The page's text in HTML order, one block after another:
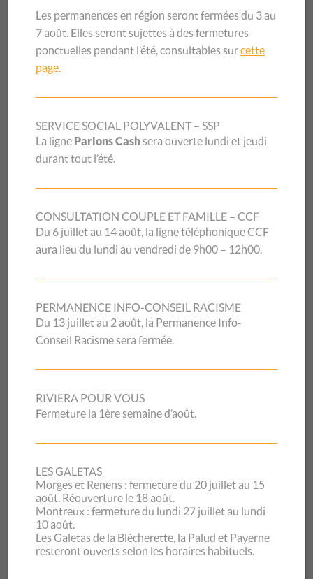
SUCCÈS ET FAIRE LE
AVANCÉES
Le 12 février 2025 à Lausanne, une table ronde réunira des
les intervenant·e·s :
Marie-Claude Hofner, experte GREVIO au
CHUV.
Léonore Porchet, conseillère nationale et
Chloé Maire, travailleuse sociale spécialisée en
droit des étrangers à la Fraternité (CSP Vaud).
Philippe Bigler, directeur du Centre d’accueil
MalleyPrairie et du Centre Prévention de l’Ale.
Ces échanges mettront en lumière les étapes qui ont
conduit à ces changements et les défis qui subsistent pour
garantir une protection effective des victimes.
Cette table ronde sera également l’occasion de discuter des
Les permanences en région seront fermées du 3 au
7 août. Elles seront sujettes à des fermetures
ponctuelles pendant l’été, consultables surcette
page.
SERVICE SOCIAL POLYVALENT – SSP
La ligne Parlons Cashsera ouverte lundi et jeudi
durant tout l’été.
CONSULTATION COUPLE ET FAMILLE – CCF
Du 6 juillet au 14 août, la ligne téléphonique CCF
aura lieu du lundi au vendredi de 9h00 – 12h00.
PERMANENCE INFO-CONSEIL RACISME
Du 13 juillet au 2 août, la Permanence Info-
Conseil Racisme sera fermée.
RIVIERA POUR VOUS
Fermeture la 1ère semaine d’août.
LES GALETAS
Morges et Renens : fermeture du 20 juillet au 15
août. Réouverture le 18 août.
Montreux : fermeture du lundi 27 juillet au lundi
10 août.
Les Galetas de la Blécherette, la Palud et Payerne
resteront ouverts selon les horaires habituels.